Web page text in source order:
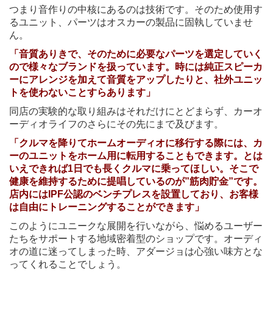
つまり音作りの中核にあるのは技術です。そのため使用す
るユニット、パーツはオスカーの製品に固執していませ
ん。
「音質ありきで、そのために必要なパーツを選定していく
ので様々なブランドを扱っています。時には純正スピーカ
ーにアレンジを加えて音質をアップしたりと、社外ユニッ
トを使わないことすらあります」
同店の実験的な取り組みはそれだけにとどまらず、カーオ
ーディオライフのさらにその先にまで及びます。
「クルマを降りてホームオーディオに移行する際には、カ
ーのユニットをホーム用に転用することもできます。とは
いえできれば1日でも長くクルマに乗ってほしい。そこで
健康を維持するために提唱しているのが”筋肉貯金”です。
店内にはIPF公認のベンチプレスを設置しており、お客様
は自由にトレーニングすることができます」
このようにユニークな展開を行いながら、悩めるユーザー
たちをサポートする地域密着型のショップです。オーディ
オの道に迷ってしまった時、アダージョは心強い味方とな
ってくれることでしょう。